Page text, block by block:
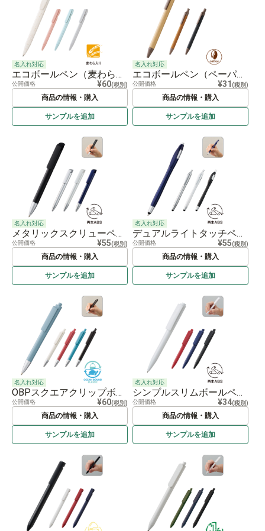
名入れ対応
エコボールペン（麦わら配合タイプ）
公開価格 ¥60(税別)
商品の情報・購入
サンプルを追加
名入れ対応
エコボールペン（ペーパー×コーヒー配合）
公開価格 ¥31 (税別)
商品の情報・購入
サンプルを追加
名入れ対応
メタリックスクリューペン（再生ABS）
公開価格 ¥55(税別)
商品の情報・購入
サンプルを追加
名入れ対応
デュアルライトタッチペン（再生ABS）
公開価格 ¥55(税別)
商品の情報・購入
サンプルを追加
名入れ対応
OBPスクエアクリップボールペン（再生PET）
公開価格 ¥60(税別)
商品の情報・購入
サンプルを追加
名入れ対応
シンプルスリムボールペン（再生ABS）
公開価格 ¥34(税別)
商品の情報・購入
サンプルを追加